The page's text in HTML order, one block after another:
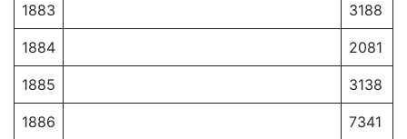
1883 3188
1884 2081
1885 3138
1886 7341